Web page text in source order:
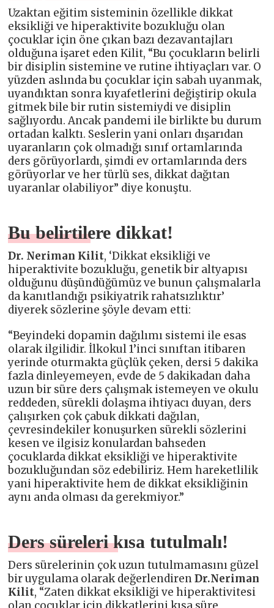
Uzaktan eğitim sisteminin özellikle dikkat
eksikliği ve hiperaktivite bozukluğu olan
çocuklar için öne çıkan bazı dezavantajları
olduğuna işaret eden Kilit, “Bu çocukların belirli
bir disiplin sistemine ve rutine ihtiyaçları var. O
yüzden aslında bu çocuklar için sabah uyanmak,
uyandıktan sonra kıyafetlerini değiştirip okula
gitmek bile bir rutin sistemiydi ve disiplin
sağlıyordu. Ancak pandemi ile birlikte bu durum
ortadan kalktı. Seslerin yani onları dışarıdan
uyaranların çok olmadığı sınıf ortamlarında
ders görüyorlardı, şimdi ev ortamlarında ders
görüyorlar ve her türlü ses, dikkat dağıtan
uyaranlar olabiliyor” diye konuştu.
Bu belirtilere dikkat!
Dr. Neriman Kilit, ‘Dikkat eksikliği ve
hiperaktivite bozukluğu, genetik bir altyapısı
olduğunu düşündüğümüz ve bunun çalışmalarla
da kanıtlandığı psikiyatrik rahatsızlıktır’
diyerek sözlerine şöyle devam etti:
“Beyindeki dopamin dağılımı sistemi ile esas
olarak ilgilidir. İlkokul 1’inci sınıftan itibaren
yerinde oturmakta güçlük çeken, dersi 5 dakika
fazla dinleyemeyen, evde de 5 dakikadan daha
uzun bir süre ders çalışmak istemeyen ve okulu
reddeden, sürekli dolaşma ihtiyacı duyan, ders
çalışırken çok çabuk dikkati dağılan,
çevresindekiler konuşurken sürekli sözlerini
kesen ve ilgisiz konulardan bahseden
çocuklarda dikkat eksikliği ve hiperaktivite
bozukluğundan söz edebiliriz. Hem hareketlilik
yani hiperaktivite hem de dikkat eksikliğinin
aynı anda olması da gerekmiyor.”
Ders süreleri kısa tutulmalı!
Ders sürelerinin çok uzun tutulmamasını güzel
bir uygulama olarak değerlendirenDr.Neriman
Kilit, “Zaten dikkat eksikliği ve hiperaktivitesi